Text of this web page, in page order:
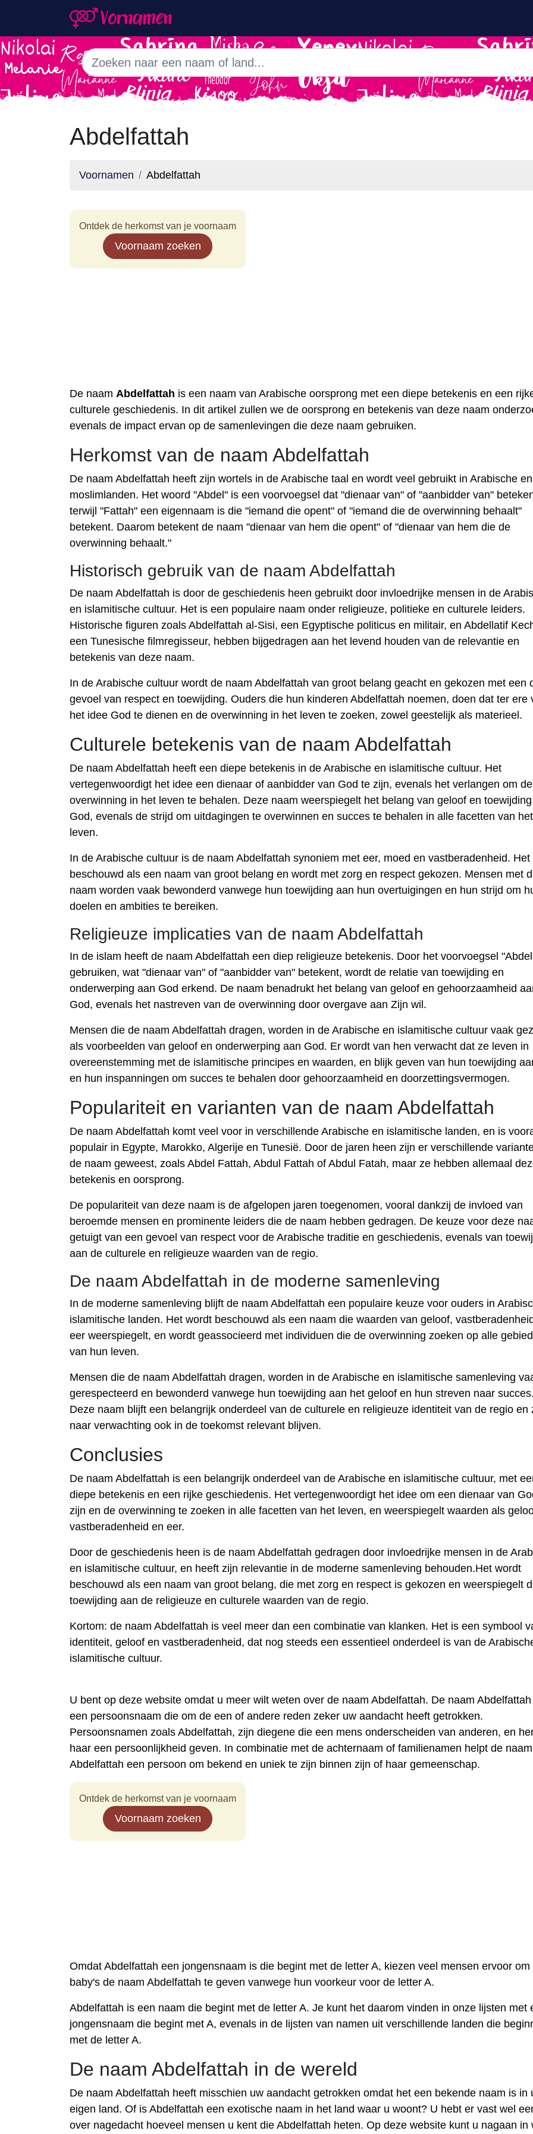
Abdelfattah
Voornamen Abdelfattah
Ontdek de herkomst van je voornaam
Voornaam zoeken
De naam Abdelfattah is een naam van Arabische oorsprong met een diepe betekenis en een
culturele geschiedenis. In dit artikel zullen we de oorsprong en betekenis van deze naam
evenals de impact ervan op de samenlevingen die deze naam gebruiken.
Herkomst van de naam Abdelfattah
De naam Abdelfattah heeft zijn wortels in de Arabische taal en wordt veel gebruikt in Arabische en
moslimlanden. Het woord "Abdel" is een voorvoegsel dat "dienaar van" of "aanbidder van"
terwijl "Fattah" een eigennaam is die "iemand die opent" of "iemand die de overwinning behaalt"
betekent. Daarom betekent de naam "dienaar van hem die opent" of "dienaar van hem die de
overwinning behaalt."
Historisch gebruik van de naam Abdelfattah
De naam Abdelfattah is door de geschiedenis heen gebruikt door invloedrijke mensen in de
en islamitische cultuur. Het is een populaire naam onder religieuze, politieke en culturele leiders.
Historische figuren zoals Abdelfattah al-Sisi, een Egyptische politicus en militair, en Abdellatif
een Tunesische filmregisseur, hebben bijgedragen aan het levend houden van de relevantie en
betekenis van deze naam.
In de Arabische cultuur wordt de naam Abdelfattah van groot belang geacht en gekozen met een
gevoel van respect en toewijding. Ouders die hun kinderen Abdelfattah noemen, doen dat ter ere
het idee God te dienen en de overwinning in het leven te zoeken, zowel geestelijk als materieel.
Culturele betekenis van de naam Abdelfattah
De naam Abdelfattah heeft een diepe betekenis in de Arabische en islamitische cultuur. Het
vertegenwoordigt het idee een dienaar of aanbidder van God te zijn, evenals het verlangen om de
overwinning in het leven te behalen. Deze naam weerspiegelt het belang van geloof en
God, evenals de strijd om uitdagingen te overwinnen en succes te behalen in alle facetten van het
leven.
In de Arabische cultuur is de naam Abdelfattah synoniem met eer, moed en vastberadenheid. Het
beschouwd als een naam van groot belang en wordt met zorg en respect gekozen. Mensen met
naam worden vaak bewonderd vanwege hun toewijding aan hun overtuigingen en hun strijd om
doelen en ambities te bereiken.
Religieuze implicaties van de naam Abdelfattah
In de islam heeft de naam Abdelfattah een diep religieuze betekenis. Door het voorvoegsel
gebruiken, wat "dienaar van" of "aanbidder van" betekent, wordt de relatie van toewijding en
onderwerping aan God erkend. De naam benadrukt het belang van geloof en gehoorzaamheid
God, evenals het nastreven van de overwinning door overgave aan Zijn wil.
Mensen die de naam Abdelfattah dragen, worden in de Arabische en islamitische cultuur vaak
als voorbeelden van geloof en onderwerping aan God. Er wordt van hen verwacht dat ze leven in
overeenstemming met de islamitische principes en waarden, en blijk geven van hun toewijding
en hun inspanningen om succes te behalen door gehoorzaamheid en doorzettingsvermogen.
Populariteit en varianten van de naam Abdelfattah
De naam Abdelfattah komt veel voor in verschillende Arabische en islamitische landen, en is
populair in Egypte, Marokko, Algerije en Tunesië. Door de jaren heen zijn er verschillende
de naam geweest, zoals Abdel Fattah, Abdul Fattah of Abdul Fatah, maar ze hebben allemaal
betekenis en oorsprong.
De populariteit van deze naam is de afgelopen jaren toegenomen, vooral dankzij de invloed van
beroemde mensen en prominente leiders die de naam hebben gedragen. De keuze voor deze
getuigt van een gevoel van respect voor de Arabische traditie en geschiedenis, evenals van
aan de culturele en religieuze waarden van de regio.
De naam Abdelfattah in de moderne samenleving
In de moderne samenleving blijft de naam Abdelfattah een populaire keuze voor ouders in
islamitische landen. Het wordt beschouwd als een naam die waarden van geloof,
eer weerspiegelt, en wordt geassocieerd met individuen die de overwinning zoeken op alle
van hun leven.
Mensen die de naam Abdelfattah dragen, worden in de Arabische en islamitische samenleving
gerespecteerd en bewonderd vanwege hun toewijding aan het geloof en hun streven naar succes.
Deze naam blijft een belangrijk onderdeel van de culturele en religieuze identiteit van de regio en
naar verwachting ook in de toekomst relevant blijven.
Conclusies
De naam Abdelfattah is een belangrijk onderdeel van de Arabische en islamitische cultuur, met
diepe betekenis en een rijke geschiedenis. Het vertegenwoordigt het idee om een ​​dienaar van
zijn en de overwinning te zoeken in alle facetten van het leven, en weerspiegelt waarden als
vastberadenheid en eer.
Door de geschiedenis heen is de naam Abdelfattah gedragen door invloedrijke mensen in de
en islamitische cultuur, en heeft zijn relevantie in de moderne samenleving behouden.Het wordt
beschouwd als een naam van groot belang, die met zorg en respect is gekozen en weerspiegelt
toewijding aan de religieuze en culturele waarden van de regio.
Kortom: de naam Abdelfattah is veel meer dan een combinatie van klanken. Het is een symbool
identiteit, geloof en vastberadenheid, dat nog steeds een essentieel onderdeel is van de
islamitische cultuur.
U bent op deze website omdat u meer wilt weten over de naam Abdelfattah. De naam
een persoonsnaam die om de een of andere reden zeker uw aandacht heeft getrokken.
Persoonsnamen zoals Abdelfattah, zijn diegene die een mens onderscheiden van anderen, en
haar een persoonlijkheid geven. In combinatie met de achternaam of familienamen helpt de naam
Abdelfattah een persoon om bekend en uniek te zijn binnen zijn of haar gemeenschap.
Ontdek de herkomst van je voornaam
Voornaam zoeken
Omdat Abdelfattah een jongensnaam is die begint met de letter A, kiezen veel mensen ervoor om
baby's de naam Abdelfattah te geven vanwege hun voorkeur voor de letter A.
Abdelfattah is een naam die begint met de letter A. Je kunt het daarom vinden in onze lijsten met
jongensnaam die begint met A, evenals in de lijsten van namen uit verschillende landen die
met de letter A.
De naam Abdelfattah in de wereld
De naam Abdelfattah heeft misschien uw aandacht getrokken omdat het een bekende naam is in
eigen land. Of is Abdelfattah een exotische naam in het land waar u woont? U hebt er vast wel
over nagedacht hoeveel mensen u kent die Abdelfattah heten. Op deze website kunt u nagaan in